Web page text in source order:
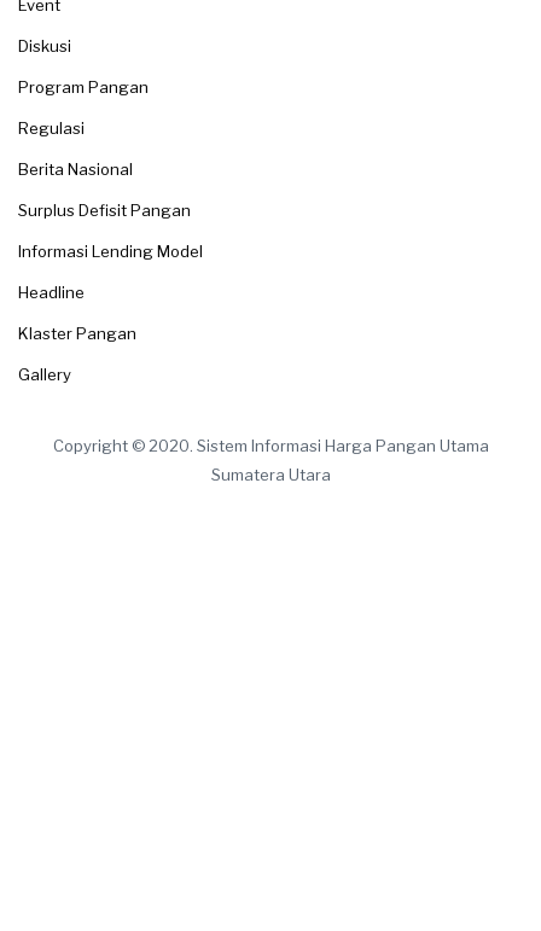
Event
Diskusi
Program Pangan
Regulasi
Berita Nasional
Surplus Defisit Pangan
Informasi Lending Model
Headline
Klaster Pangan
Gallery
Copyright © 2020. Sistem Informasi Harga Pangan Utama
Sumatera Utara